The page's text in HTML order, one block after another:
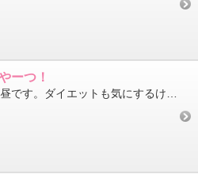
ーつ！